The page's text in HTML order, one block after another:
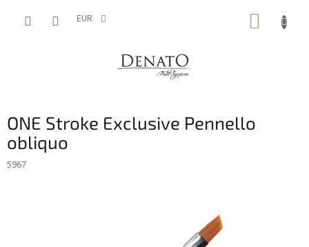
EUR
ONE Stroke Exclusive Pennello
obliquo
5967